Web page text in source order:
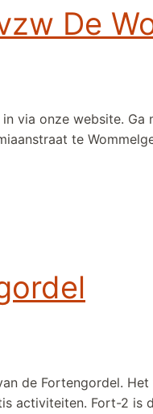
De
via onze website.
te
de Fortengordel. Het
activiteiten. Fort-2 is